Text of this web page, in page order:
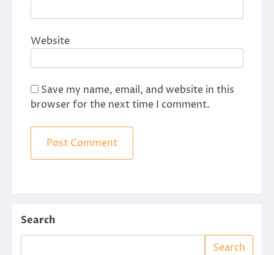
Website
Save my name, email, and website in this
browser for the next time I comment.
Search
Search